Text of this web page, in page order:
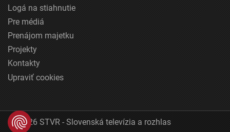
Logá na stiahnutie
Pre médiá
Prenájom majetku
Projekty
Kontakty
Upraviť cookies
© 2026 STVR - Slovenská televízia a rozhlas